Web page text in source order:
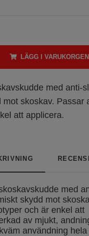
LÄGG I VARUKORGEN
med anti-
skoskav. Passar
att applicera.
med
skydd mot
och är enkel att
av mjukt,
användning hela